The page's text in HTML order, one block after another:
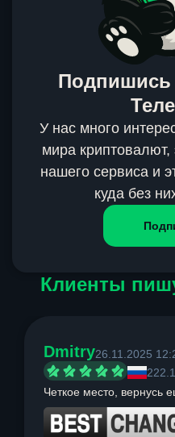
Подпишись
У нас много
мира криптовалют,
нашего сервиса и
куда без
Клиенты
Dmitry26.11.2025
Четкое место, вернусь